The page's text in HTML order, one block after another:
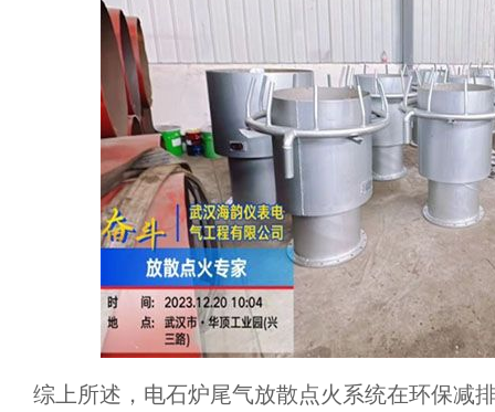
综上所述，电石炉尾气放散点火系统在环保减